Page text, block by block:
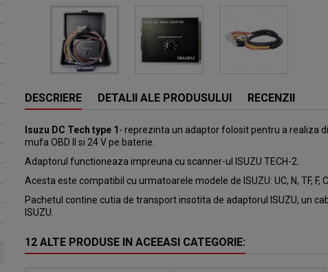
DESCRIERE DETALII ALE PRODUSULUI RECENZII
Isuzu DC Tech type 1 - reprezinta un adaptor folosit pentru a realiza
mufa OBD II si 24 V pe baterie.
Adaptorul functioneaza impreuna cu scanner-ul ISUZU TECH-2.
Acesta este compatibil cu urmatoarele modele de ISUZU: UC, N, TF, F, C.
Pachetul contine cutia de transport insotita de adaptorul ISUZU, un
ISUZU.
12 ALTE PRODUSE IN ACEEASI CATEGORIE: